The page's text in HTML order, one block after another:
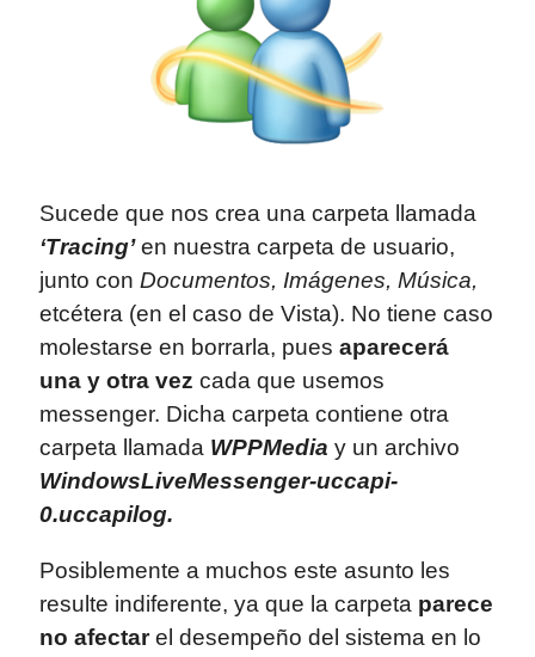
Sucede que nos crea una carpeta llamada
‘Tracing’en nuestra carpeta de usuario,
junto con Documentos, Imágenes, Música,
etcétera (en el caso de Vista). No tiene caso
molestarse en borrarla, pues aparecerá
una y otra vez cada que usemos
messenger. Dicha carpeta contiene otra
carpeta llamada WPPMedia y un archivo
WindowsLiveMessenger-uccapi-
0.uccapilog.
Posiblemente a muchos este asunto les
resulte indiferente, ya que la carpeta parece
no afectarel desempeño del sistema en lo